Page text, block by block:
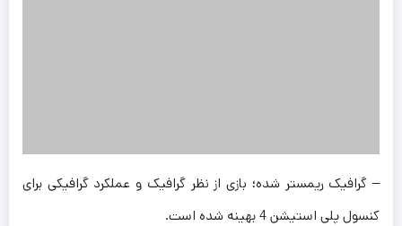
– گرافیک ریمستر شده؛ بازی از نظر گرافیک و عملکرد گرافیکی برای
کنسول پلی استیشن 4 بهینه شده است.